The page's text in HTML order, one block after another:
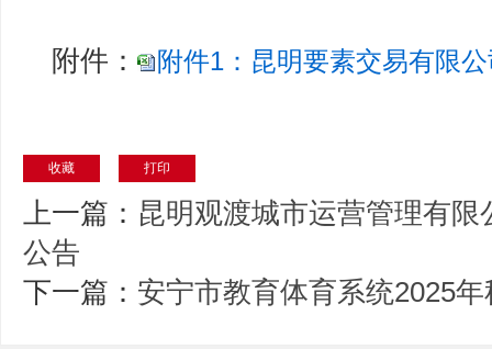
附件： 附件1：昆明要素交易有限
收藏 打印
上一篇： 昆明观渡城市运营管理有
公告
下一篇： 安宁市教育体育系统2025